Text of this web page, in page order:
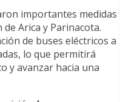
importantes medidas
Arica y Parinacota.
de buses eléctricos a
lo que permitirá
y avanzar hacia una